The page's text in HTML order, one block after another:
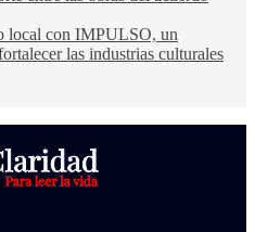
local con IMPULSO, un
las industrias culturales